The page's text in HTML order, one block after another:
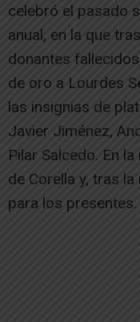
celebró el pasado
anual, en la que
donantes
de oro a Lourdes
las insignias de
Javier Jiménez,
Pilar Salcedo. En
de Corella y, tras
para los presentes.